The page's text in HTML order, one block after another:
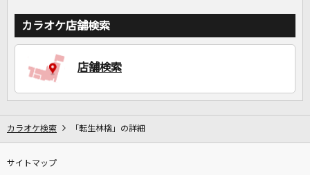
カラオケ店舗検索
店舗検索
カラオケ検索 「転生林檎」の詳細
サイトマップ